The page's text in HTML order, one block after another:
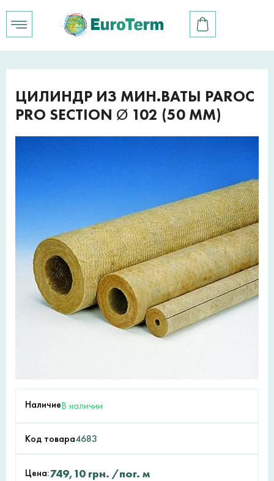
ЦИЛИНДР ИЗ МИН.ВАТЫ PAROC
PRO SECTION Ø 102 (50 ММ)
НаличиеВ наличии
Код товара4683
Цена:749,10 грн. /пог. м